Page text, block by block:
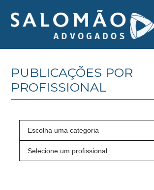
PUBLICAÇÕES POR
PROFISSIONAL